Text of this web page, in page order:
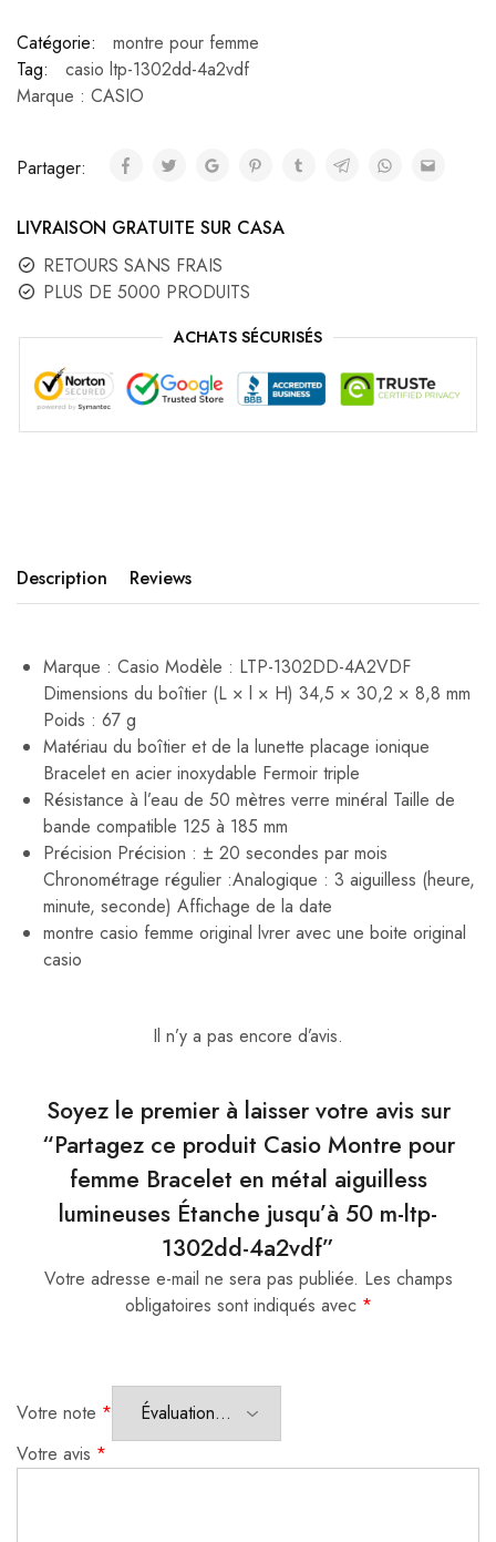
Catégorie:
montre pour femme
Tag:
casio ltp-1302dd-4a2vdf
Marque : CASIO
Partager:
LIVRAISON GRATUITE SUR CASA
RETOURS SANS FRAIS
PLUS DE 5000 PRODUITS
ACHATS SÉCURISÉS
Description Reviews
Marque : Casio Modèle : LTP-1302DD-4A2VDF
Dimensions du boîtier (L × l × H) 34,5 × 30,2 × 8,8 mm
Poids : 67 g
Matériau du boîtier et de la lunette placage ionique
Bracelet en acier inoxydable Fermoir triple
Résistance à l’eau de 50 mètres verre minéral Taille de
bande compatible 125 à 185 mm
Précision Précision : ± 20 secondes par mois
Chronométrage régulier :Analogique : 3 aiguilless (heure,
minute, seconde) Affichage de la date
montre casio femme original lvrer avec une boite original
casio
Il n’y a pas encore d’avis.
Soyez le premier à laisser votre avis sur
“Partagez ce produit Casio Montre pour
femme Bracelet en métal aiguilless
lumineuses Étanche jusqu’à 50 m-ltp-
1302dd-4a2vdf”
Votre adresse e-mail ne sera pas publiée. Les champs
obligatoires sont indiqués avec *
Votre note *
Votre avis *